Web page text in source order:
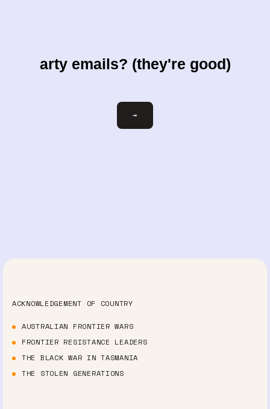
arty emails? (they're good)
votre-
→
ACKNOWLEDGEMENT OF COUNTRY
AUSTRALIAN FRONTIER WARS
FRONTIER RESISTANCE LEADERS
THE BLACK WAR IN TASMANIA
THE STOLEN GENERATIONS